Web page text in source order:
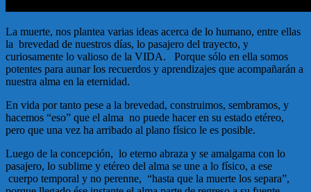
La muerte, nos plantea varias ideas acerca de lo humano, entre ellas
la brevedad de nuestros días, lo pasajero del trayecto, y
curiosamente lo valioso de la VIDA. Porque sólo en ella somos
potentes para aunar los recuerdos y aprendizajes que acompañarán a
nuestra alma en la eternidad.
En vida por tanto pese a la brevedad, construimos, sembramos, y
hacemos “eso” que el alma no puede hacer en su estado etéreo,
pero que una vez ha arribado al plano físico le es posible.
Luego de la concepción, lo eterno abraza y se amalgama con lo
pasajero, lo sublime y etéreo del alma se une a lo físico, a ese
cuerpo temporal y no perenne, “hasta que la muerte los separa”,